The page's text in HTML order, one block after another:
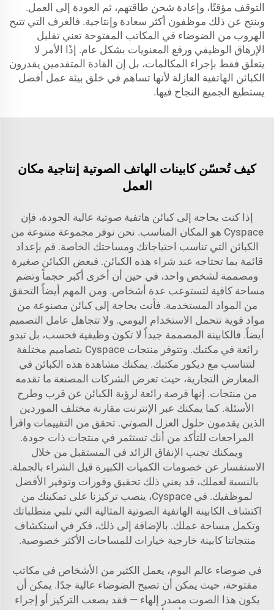
التوقف مؤقتًا، وإعادة شحن طاقتهم، ثم العودة إلى العمل.
وينتج عن ذلك موظفون أكثر سعادة وإنتاجية. فالغرف التي تتيح
الهروب من الضوضاء في المكاتب المفتوحة تعني تقليل
الإرهاق الوظيفي ورفع المعنويات بشكل عام. إذًا الأمر لا
يتعلق فقط بإجراء المكالمات، بل إن القادة المتقدمين يقدرون
الكبائن الهاتفية العازلة لأنها تساهم في خلق بيئة عمل أفضل
يستطيع الجميع النجاح فيها.
كيف تُحسّن كابينات الهاتف الصوتية إنتاجية مكان
العمل
إذا كنت بحاجة إلى كبائن هاتفية صوتية عالية الجودة، فإن
Cyspace هو المكان المناسب. نحن نوفر مجموعة متنوعة من
الكبائن التي تناسب احتياجاتك ومساحتك الخاصة. قم بإعداد
قائمة بما تحتاجه عند شراء هذه الكبائن. فبعض الكبائن صغيرة
ومصممة لشخص واحد، في حين أن أخرى أكبر حجماً وتضم
مساحة كافية لتستوعب عدة أشخاص. ومن المهم أيضاً التحقق
من المواد المستخدمة. فأنت بحاجة إلى كبائن مصنوعة من
مواد قوية تتحمل الاستخدام اليومي. ولا تتجاهل عامل التصميم
أيضاً. فالكابينة المصممة جيداً لا تكون وظيفية فحسب، بل تبدو
رائعة في مكتبك. وتتوفر منتجات Cyspace بتصاميم مختلفة
لتتناسب مع ديكور مكتبك. يمكنك مشاهدة هذه الكبائن في
المعارض التجارية، حيث تعرض الشركات المصنعة ما تقدمه
من منتجات. إنها فرصة رائعة لرؤية الكبائن عن قرب وطرح
الأسئلة. كما يمكنك عبر الإنترنت مقارنة مختلف الموردين
الذين يقدمون حلول العزل الصوتي. تحقق من التقييمات واقرأ
المراجعات للتأكد من أنك تستثمر في منتجات ذات جودة.
ويمكنك تجنب الإنفاق الزائد في المستقبل من خلال
الاستفسار عن خصومات الكميات الكبيرة قبل الشراء بالجملة.
بالنسبة لعملك، قد يعني ذلك تحقيق وفورات وتوفير الأفضل
لموظفيك. في Cyspace، ينصب تركيزنا على تمكينك من
اكتشاف الكابينة الهاتفية الصوتية المثالية التي تلبي متطلباتك
وتكمل مساحة عملك. بالإضافة إلى ذلك، فكر في استكشاف
منتجاتناكابينة خارجية خيارات للمساحات الأكثر خصوصية.
في ضوضاء عالم اليوم، يعمل الكثير من الأشخاص في مكاتب
مفتوحة، حيث يمكن أن تصبح الضوضاء عالية جدًا. يمكن أن
يكون هذا الصوت مصدر إلهاء — فقد يصعب التركيز أو إجراء